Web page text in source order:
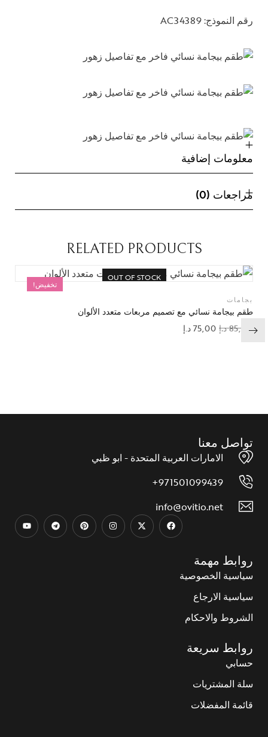
رقم النموذج: AC34389
معلومات إضافية
مراجعات (0)
RELATED PRODUCTS
تخفيض!
OUT OF STOCK
بجامات
طقم بيجامة نسائي مع تصميم مربعات متعدد الألوان
85,00د.إ 75,00د.إ
تواصل معنا
الامارات العربية المتحدة - ابو ظبي
971501099439+
info@ovitio.net
روابط مهمة
سياسية الخصوصية
سياسية الارجاع
الشروط والاحكام
روابط سريعة
حسابي
سلة المشتريات
قائمة المفضلات